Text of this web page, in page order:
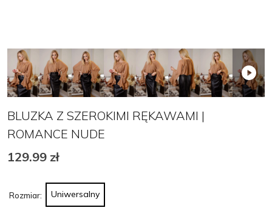
BLUZKA Z SZEROKIMI RĘKAWAMI |
ROMANCE NUDE
129.99 zł
Rozmiar: Uniwersalny